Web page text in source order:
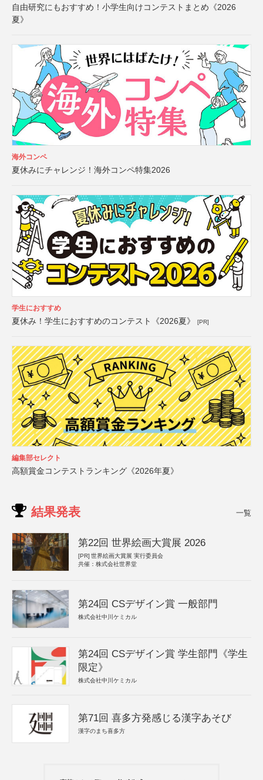
自由研究にもおすすめ！小学生向けコンテストまとめ《2026
夏》
海外コンペ
夏休みにチャレンジ！海外コンペ特集2026
学生におすすめ
夏休み！学生におすすめのコンテスト《2026夏》 [PR]
編集部セレクト
高額賞金コンテストランキング《2026年夏》
結果発表 一覧
第22回 世界絵画大賞展 2026
[PR] 世界絵画大賞展 実行委員会
共催：株式会社世界堂
第24回 CSデザイン賞 一般部門
株式会社中川ケミカル
第24回 CSデザイン賞 学生部門《学生
限定》
株式会社中川ケミカル
第71回 喜多方発感じる漢字あそび
漢字のまち喜多方